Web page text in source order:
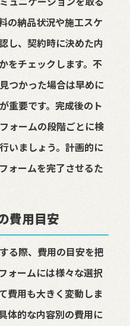
の納品状況や施工スケ
し、契約時に決めた内
をチェックします。不
つかった場合は早めに
重要です。完成後のト
ォームの段階ごとに検
いましょう。計画的に
ォームを完了させるた
費用目安
る際、費用の目安を把
ォームには様々な選択
費用も大きく変動しま
体的な内容別の費用に